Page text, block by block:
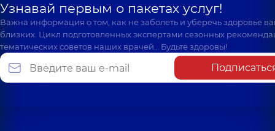
Узнавай первым о пакетах услуг!
Важна информация о том, как не заболеть и уберечь здоровье
близких. Цикл подготовленных экспертами сезонных
тематических советов наших врачей… Будьте здоровы!